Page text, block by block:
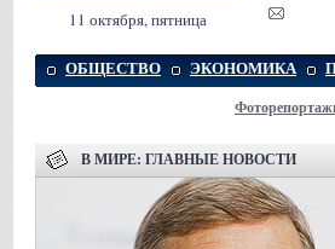
11 октября, пятница
ОБЩЕСТВО ЭКОНОМИКА
В МИРЕ: ГЛАВНЫЕ НОВОСТИ